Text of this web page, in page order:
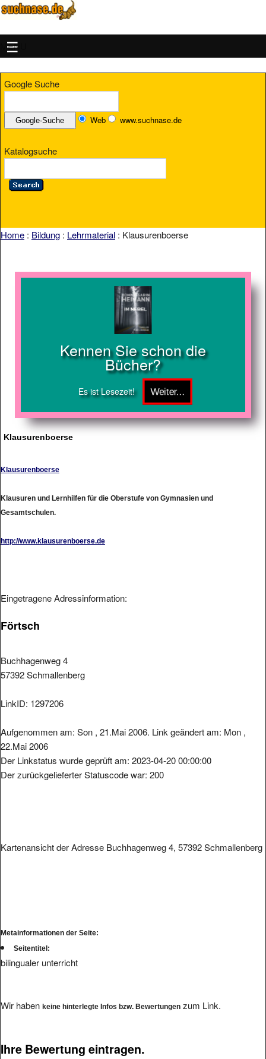
MENU
Google Suche
Web www.suchnase.de
Katalogsuche
Home : Bildung : Lehrmaterial : Klausurenboerse
Kennen Sie schon die
Bücher?
Es ist Lesezeit!
Klausurenboerse
Klausurenboerse
Klausuren und Lernhilfen für die Oberstufe von Gymnasien und
Gesamtschulen.
http://www.klausurenboerse.de
Eingetragene Adressinformation:
Förtsch
Buchhagenweg 4
57392 Schmallenberg
LinkID: 1297206
Aufgenommen am: Son , 21.Mai 2006. Link geändert am: Mon ,
22.Mai 2006
Der Linkstatus wurde geprüft am: 2023-04-20 00:00:00
Der zurückgelieferter Statuscode war: 200
Kartenansicht der Adresse Buchhagenweg 4, 57392 Schmallenberg
Metainformationen der Seite:
Seitentitel:
bilingualer unterricht
Wir haben keine hinterlegte Infos bzw. Bewertungen zum Link.
Ihre Bewertung eintragen.